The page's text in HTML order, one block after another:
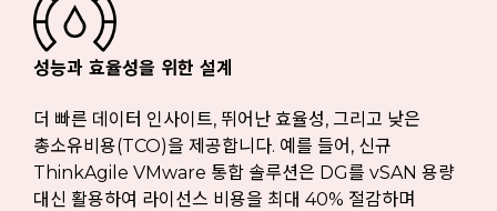
성능과 효율성을 위한 설계
더 빠른 데이터 인사이트, 뛰어난 효율성, 그리고 낮은
총소유비용(TCO)을 제공합니다. 예를 들어, 신규
ThinkAgile VMware 통합 솔루션은 DG를 vSAN 용량
대신 활용하여 라이선스 비용을 최대 40% 절감하며